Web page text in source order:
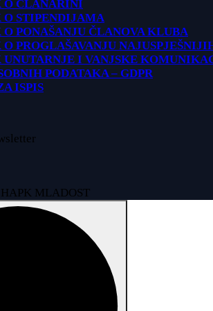
O ČLANARINI
STIPENDIJAMA
PONAŠANJU ČLANOVA KLUBA
PROGLAŠAVANJU
I VANJSKE
PODATAKA – GDPR
ISPIS
MLADOST